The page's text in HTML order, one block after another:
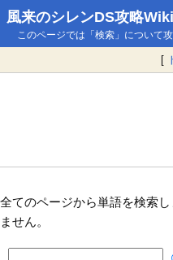
風来のシレンDS攻略Wiki
このページでは「検索」について攻
[
全てのページから単語を検索
ません。